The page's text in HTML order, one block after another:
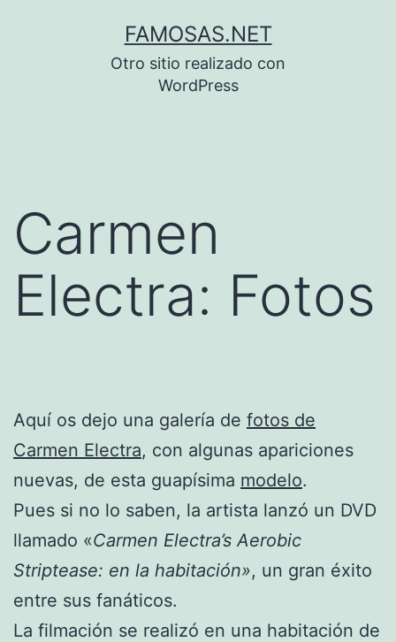
FAMOSAS.NET
Otro sitio realizado con
WordPress
Carmen
Electra: Fotos
Aquí os dejo una galería de fotos de
Carmen Electra, con algunas apariciones
nuevas, de esta guapísima modelo.
Pues si no lo saben, la artista lanzó un DVD
llamado «Carmen Electra’s Aerobic
Striptease: en la habitación», un gran éxito
entre sus fanáticos.
La filmación se realizó en una habitación de